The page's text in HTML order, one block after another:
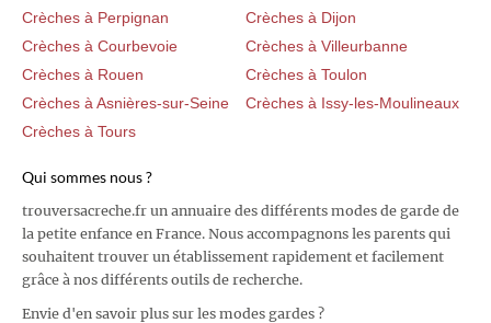
Crèches à Perpignan
Crèches à Dijon
Crèches à Courbevoie
Crèches à Villeurbanne
Crèches à Rouen
Crèches à Toulon
Crèches à Asnières-sur-Seine
Crèches à Issy-les-Moulineaux
Crèches à Tours
Qui sommes nous ?
trouversacreche.fr un annuaire des différents modes de garde de
la petite enfance en France. Nous accompagnons les parents qui
souhaitent trouver un établissement rapidement et facilement
grâce à nos différents outils de recherche.
Envie d'en savoir plus sur les modes gardes ?